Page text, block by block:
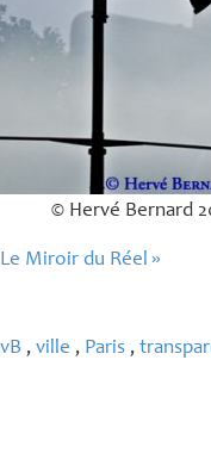
© Hervé Bernard
Le Miroir du Réel »
,ville , Paris ,